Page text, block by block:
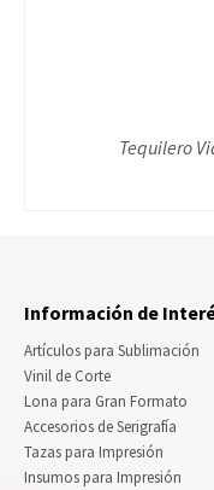
Tequilero
Información de
Artículos para Sublimación
Vinil de Corte
Lona para Gran Formato
Accesorios de Serigrafía
Tazas para Impresión
Insumos para Impresión